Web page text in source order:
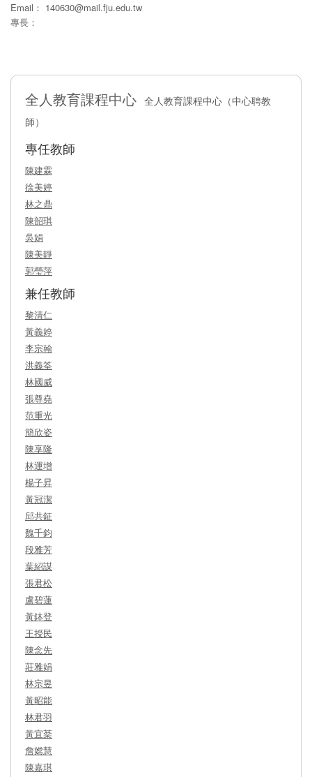
Email： 140630@mail.fju.edu.tw
專長：
全人教育課程中心 全人教育課程中心（中心聘教
師）
專任教師
陳建霖
徐美婷
林之鼎
陳韶琪
吳娟
陳美靜
郭瑩萍
兼任教師
黎清仁
黃義婷
李宗翰
洪義筌
林國威
張尊堯
范重光
簡欣姿
陳享隆
林運增
楊子昇
黃冠潔
邱共鉦
魏千鈞
段雅芳
葉紹謀
張君松
盧碧蓮
黃鉢登
王授民
陳念先
莊雅娟
林宗昱
黃昭能
林君羽
黃宜棻
詹嫦慧
陳嘉琪